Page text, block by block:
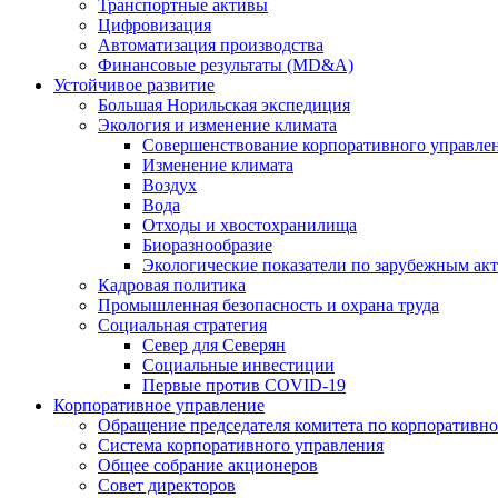
Транспортные активы
Цифровизация
Автоматизация производства
Финансовые результаты (MD&A)
Устойчивое развитие
Большая Норильская экспедиция
Экология и изменение климата
Совершенствование корпоративного
Изменение климата
Воздух
Вода
Отходы и хвостохранилища
Биоразнообразие
Экологические показатели по зарубежным
Кадровая политика
Промышленная безопасность и охрана труда
Социальная стратегия
Север для Северян
Социальные инвестиции
Первые против COVID‑19
Корпоративное управление
Обращение председателя комитета по
Система корпоративного управления
Общее собрание акционеров
Совет директоров